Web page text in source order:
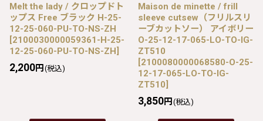
Melt the lady / クロップドト
ップス Free ブラック H-25-
12-25-060-PU-TO-NS-ZH
[2100030000059361-H-25-
12-25-060-PU-TO-NS-ZH]
2,200円 (税込)
Maison de minette / frill
sleeve cutsew（フリルスリ
ーブカットソー） アイボリー
O-25-12-17-065-LO-TO-IG-
ZT510
[2100080000068580-O-25-
12-17-065-LO-TO-IG-
ZT510]
3,850円 (税込)